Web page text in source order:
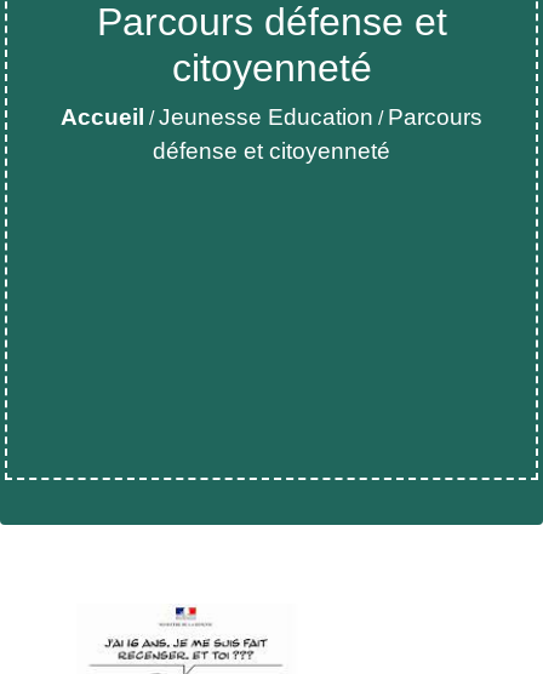
Parcours défense et
citoyenneté
Accueil /Jeunesse Education / Parcours
défense et citoyenneté